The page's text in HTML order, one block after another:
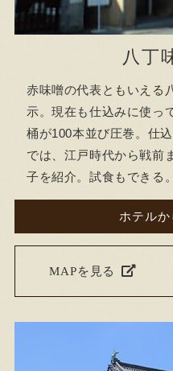
八丁
赤味噌の代表ともいえる
示。現在も仕込みに使っ
桶が100本並び圧巻。仕
では、江戸時代から戦前
子を紹介。試食もできる。
ホテル
MAPを見る